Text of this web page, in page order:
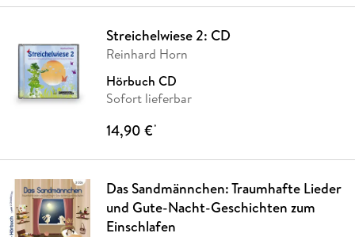
Streichelwiese 2: CD
Reinhard Horn
Hörbuch CD
Sofort lieferbar
14,90 €*
Das Sandmännchen: Traumhafte Lieder
und Gute-Nacht-Geschichten zum
Einschlafen